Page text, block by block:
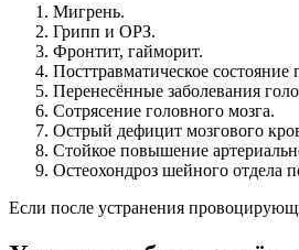
Мигрень.
Грипп и ОРЗ.
Фронтит, гайморит.
Посттравматическое
Перенесённые заболевания
Сотрясение головного мозга.
Острый дефицит мозгового
Стойкое повышение
Остеохондроз шейного отдела
Если после устранения